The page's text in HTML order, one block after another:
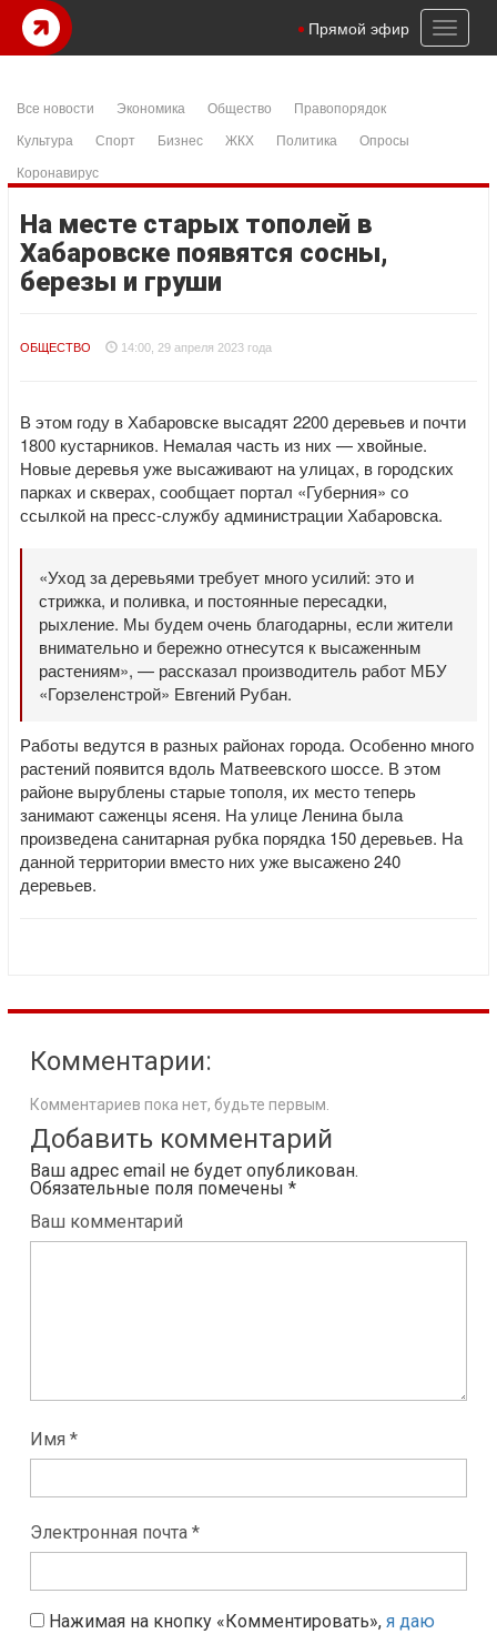
Toggle
Прямой эфир
Все новости Экономика Общество
Правопорядок
Культура
Спорт Бизнес ЖКХ Политика
Опросы
Коронавирус
На месте старых тополей в
Хабаровске появятся сосны,
березы и груши
ОБЩЕСТВО 14:00, 29 апреля 2023 года
В этом году в Хабаровске высадят 2200 деревьев и почти
1800 кустарников. Немалая часть из них — хвойные.
Новые деревья уже высаживают на улицах, в городских
парках и скверах, сообщает портал «Губерния» со
ссылкой на пресс-службу администрации Хабаровска.
«Уход за деревьями требует много усилий: это и
стрижка, и поливка, и постоянные пересадки,
рыхление. Мы будем очень благодарны, если жители
внимательно и бережно отнесутся к высаженным
растениям», — рассказал производитель работ МБУ
«Горзеленстрой» Евгений Рубан.
Работы ведутся в разных районах города. Особенно много
растений появится вдоль Матвеевского шоссе. В этом
районе вырублены старые тополя, их место теперь
занимают саженцы ясеня. На улице Ленина была
произведена санитарная рубка порядка 150 деревьев. На
данной территории вместо них уже высажено 240
деревьев.
Комментарии:
Комментариев пока нет, будьте первым.
Добавить комментарий
Ваш адрес email не будет опубликован.
Обязательные поля помечены *
Ваш комментарий
Имя *
Электронная почта *
Нажимая на кнопку «Комментировать», я даю